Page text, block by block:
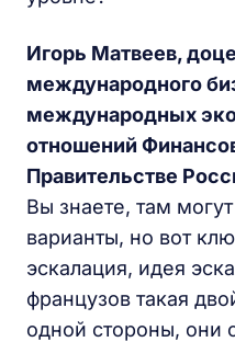
Игорь Матвеев,
международного
международных
отношений
Правительстве
Вы знаете, там
варианты, но вот
эскалация, идея
французов такая
одной стороны, они